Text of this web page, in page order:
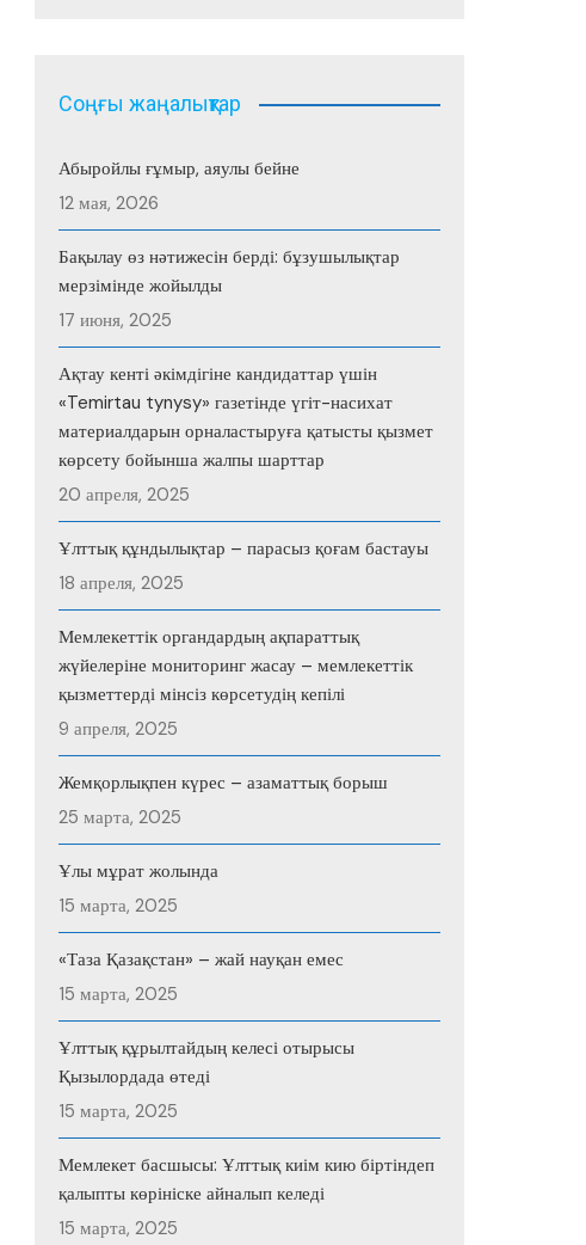
Соңғы жаңалықтар
Абыройлы ғұмыр, аяулы бейне
12 мая, 2026
Бақылау өз нәтижесін берді: бұзушылықтар
мерзімінде жойылды
17 июня, 2025
Ақтау кенті әкімдігіне кандидаттар үшін
«Temirtau tynysy» газетінде үгіт-насихат
материалдарын орналастыруға қатысты қызмет
көрсету бойынша жалпы шарттар
20 апреля, 2025
Ұлттық құндылықтар – парасыз қоғам бастауы
18 апреля, 2025
Мемлекеттік органдардың ақпараттық
жүйелеріне мониторинг жасау – мемлекеттік
қызметтерді мінсіз көрсетудің кепілі
9 апреля, 2025
Жемқорлықпен күрес – азаматтық борыш
25 марта, 2025
Ұлы мұрат жолында
15 марта, 2025
«Таза Қазақстан» – жай науқан емес
15 марта, 2025
Ұлттық құрылтайдың келесі отырысы
Қызылордада өтеді
15 марта, 2025
Мемлекет басшысы: Ұлттық киім кию біртіндеп
қалыпты көрініске айналып келеді
15 марта, 2025